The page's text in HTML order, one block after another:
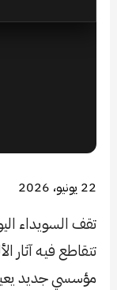
22 يونيو، 2026
تقف السويداء
تتقاطع فيه آثار
مؤسسي جديد